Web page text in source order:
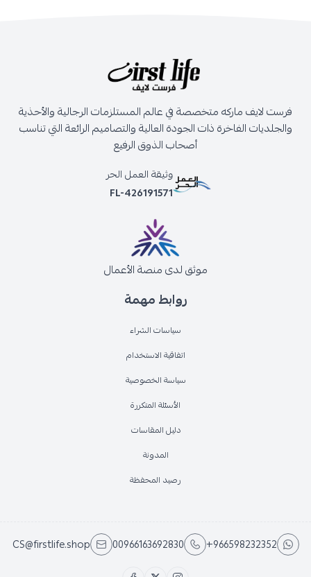
روابط مهمة
سياسات الشراء
اتفاقية الاستخدام
سياسة الخصوصية
الأسئلة المتكررة
دليل المقاسات
المدونة
رصيد المحفظة
فرست لايف ماركه متخصصة في عالم المستلزمات الرجالية والأحذية
والجلديات الفاخرة ذات الجودة العالية والتصاميم الرائعة التي تناسب
أصحاب الذوق الرفيع
وثيقة العمل الحر
FL-426191571
موثق لدى منصة الأعمال
+966598232352
00966163692830
CS@firstlife.shop